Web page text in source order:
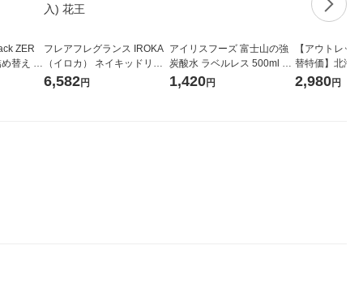
ZER
替え メ
フレアフレグランス IROKA
（イロカ） ネイキッドリリ
ーの香り 柔軟剤 詰め替え 超
特大 1200ml 1セット（5個
6,582円
アイリスフーズ 富士山の強
炭酸水 ラベルレス 500ml 1
箱（24本入）
1,420円
【アウトレッ
替特価】北海
し 無洗米 5kg
米 木徳神糧 オ
2,980円